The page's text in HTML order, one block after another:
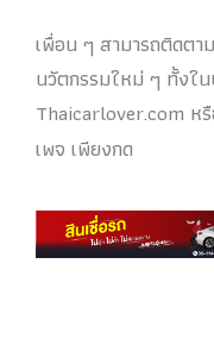
เพื่อน ๆ สามารถติดตา
นวัตกรรมใหม่ ๆ ทั้งใ
Thaicarlover.com ห
เพจ เพียงกด